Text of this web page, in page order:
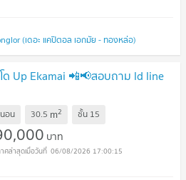
(เดอะ แคปิตอล เอกมัย - ทองหล่อ)
Up Ekamai 📲📢สอบถาม ld line
อน 30.5 m2 ชั้น 15
บาท
06/08/2026 17:00:15